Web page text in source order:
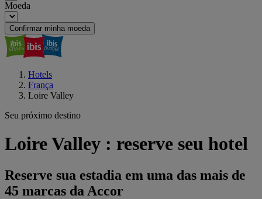
Moeda
Confirmar minha moeda
Hotels
França
Loire Valley
Seu próximo destino
Loire Valley : reserve seu hotel
Reserve sua estadia em uma das mais de
45 marcas da Accor